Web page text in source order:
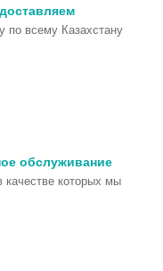
по всему Казахстану
обслуживание
качестве которых мы